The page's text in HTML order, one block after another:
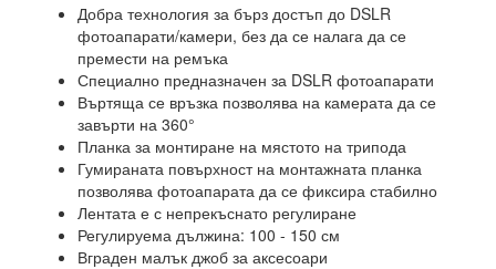
Добра технология за бърз достъп до DSLR
фотоапарати/камери, без да се налага да се
премести на ремъка
Специално предназначен за DSLR фотоапарати
Въртяща се връзка позволява на камерата да се
завърти на 360°
Планка за монтиране на мястото на трипода
Гумираната повърхност на монтажната планка
позволява фотоапарата да се фиксира стабилно
Лентата е с непрекъснато регулиране
Регулируема дължина: 100 - 150 см
Вграден малък джоб за аксесоари